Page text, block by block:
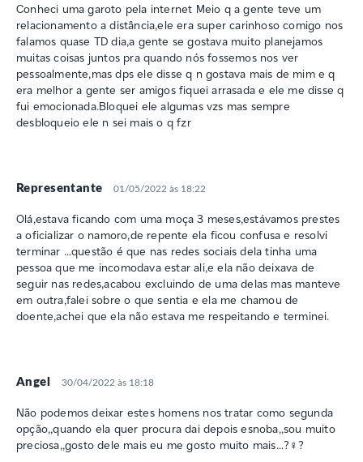
Conheci uma garoto pela internet Meio q a gente teve um
relacionamento a distância,ele era super carinhoso comigo nos
falamos quase TD dia,a gente se gostava muito planejamos
muitas coisas juntos pra quando nós fossemos nos ver
pessoalmente,mas dps ele disse q n gostava mais de mim e q
era melhor a gente ser amigos fiquei arrasada e ele me disse q
fui emocionada.Bloquei ele algumas vzs mas sempre
desbloqueio ele n sei mais o q fzr
Representante 01/05/2022 às 18:22
Olá,estava ficando com uma moça 3 meses,estávamos prestes
a oficializar o namoro,de repente ela ficou confusa e resolvi
terminar …questão é que nas redes sociais dela tinha uma
pessoa que me incomodava estar ali,e ela não deixava de
seguir nas redes,acabou excluindo de uma delas mas manteve
em outra,falei sobre o que sentia e ela me chamou de
doente,achei que ela não estava me respeitando e terminei.
Angel 30/04/2022 às 18:18
Não podemos deixar estes homens nos tratar como segunda
opção,,quando ela quer procura dai depois esnoba,,sou muito
preciosa,,gosto dele mais eu me gosto muito mais…?‍♀️?